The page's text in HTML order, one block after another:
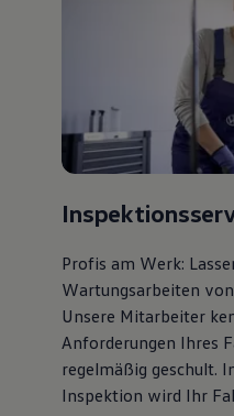
Profis am Werk:
Wartungsarbeiten
Unsere Mitarbeiter
Anforderungen Ihres
regelmäßig geschult.
Inspektion wird Ihr